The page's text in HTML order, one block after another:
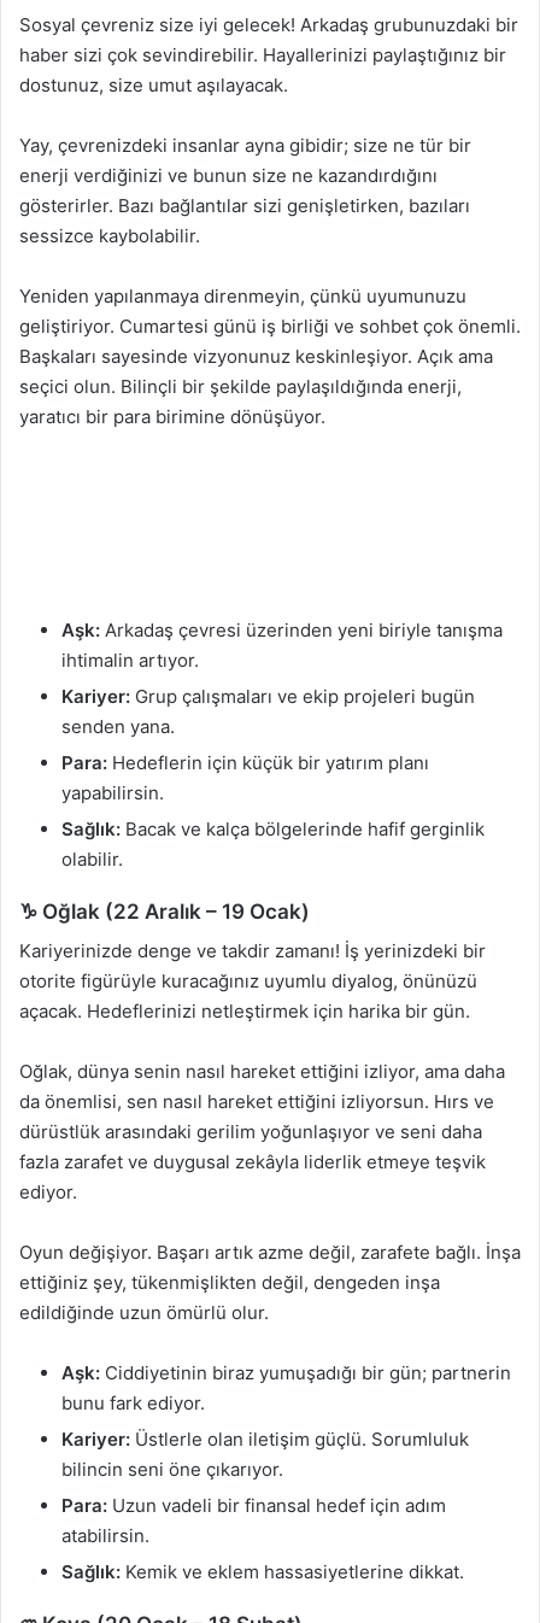
Sosyal çevreniz size iyi gelecek! Arkadaş grubunuzdaki bir
haber sizi çok sevindirebilir. Hayallerinizi paylaştığınız bir
dostunuz, size umut aşılayacak.
Yay, çevrenizdeki insanlar ayna gibidir; size ne tür bir
enerji verdiğinizi ve bunun size ne kazandırdığını
gösterirler. Bazı bağlantılar sizi genişletirken, bazıları
sessizce kaybolabilir.
Yeniden yapılanmaya direnmeyin, çünkü uyumunuzu
geliştiriyor. Cumartesi günü iş birliği ve sohbet çok önemli.
Başkaları sayesinde vizyonunuz keskinleşiyor. Açık ama
seçici olun. Bilinçli bir şekilde paylaşıldığında enerji,
yaratıcı bir para birimine dönüşüyor.
Aşk: Arkadaş çevresi üzerinden yeni biriyle tanışma
ihtimalin artıyor.
Kariyer: Grup çalışmaları ve ekip projeleri bugün
senden yana.
Para: Hedeflerin için küçük bir yatırım planı
yapabilirsin.
Sağlık: Bacak ve kalça bölgelerinde hafif gerginlik
olabilir.
♑ Oğlak (22 Aralık – 19 Ocak)
Kariyerinizde denge ve takdir zamanı! İş yerinizdeki bir
otorite figürüyle kuracağınız uyumlu diyalog, önünüzü
açacak. Hedeflerinizi netleştirmek için harika bir gün.
Oğlak, dünya senin nasıl hareket ettiğini izliyor, ama daha
da önemlisi, sen nasıl hareket ettiğini izliyorsun. Hırs ve
dürüstlük arasındaki gerilim yoğunlaşıyor ve seni daha
fazla zarafet ve duygusal zekâyla liderlik etmeye teşvik
ediyor.
Oyun değişiyor. Başarı artık azme değil, zarafete bağlı. İnşa
ettiğiniz şey, tükenmişlikten değil, dengeden inşa
edildiğinde uzun ömürlü olur.
Aşk: Ciddiyetinin biraz yumuşadığı bir gün; partnerin
bunu fark ediyor.
Kariyer: Üstlerle olan iletişim güçlü. Sorumluluk
bilincin seni öne çıkarıyor.
Para: Uzun vadeli bir finansal hedef için adım
atabilirsin.
Sağlık: Kemik ve eklem hassasiyetlerine dikkat.